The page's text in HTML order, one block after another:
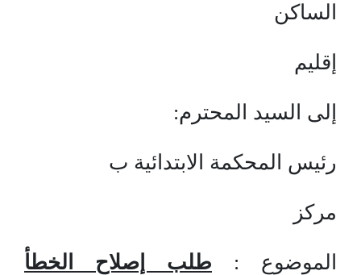
الساكن
إقليم
إلى السيد المحترم:
رئيس المحكمة الابتدائية ب
مركز
الموضوع : طلب إصلاح الخطأ